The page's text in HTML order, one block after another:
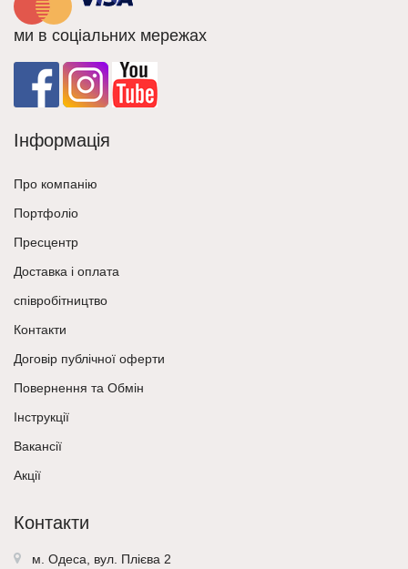
ми в соціальних мережах
Інформація
Про компанію
Портфоліо
Пресцентр
Доставка і оплата
співробітництво
Контакти
Договір публічної оферти
Повернення та Обмін
Інструкції
Вакансії
Акції
Контакти
м. Одеса, вул. Плієва 2